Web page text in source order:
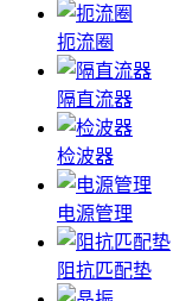
扼流圈
隔直流器
检波器
电源管理
阻抗匹配垫